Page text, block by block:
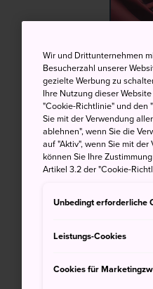
Wir und Drittunternehmen
Besucherzahl unserer
gezielte Werbung zu
Ihre Nutzung dieser
"Cookie-Richtlinie" und den
Sie mit der Verwendung
ablehnen", wenn Sie die
auf "Aktiv", wenn Sie mit
können Sie Ihre
Artikel 3.2 der "Cookie-
Unbedingt erforderliche
Leistungs-Cookies
Cookies für